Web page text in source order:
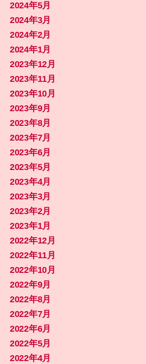
2024年5月
2024年3月
2024年2月
2024年1月
2023年12月
2023年11月
2023年10月
2023年9月
2023年8月
2023年7月
2023年6月
2023年5月
2023年4月
2023年3月
2023年2月
2023年1月
2022年12月
2022年11月
2022年10月
2022年9月
2022年8月
2022年7月
2022年6月
2022年5月
2022年4月